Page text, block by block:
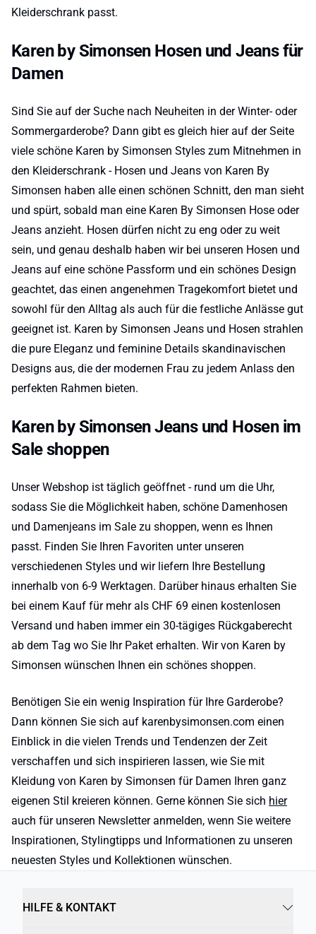
Kleiderschrank passt.
Karen by Simonsen Hosen und Jeans für
Damen
Sind Sie auf der Suche nach Neuheiten in der Winter- oder
Sommergarderobe? Dann gibt es gleich hier auf der Seite
viele schöne Karen by Simonsen Styles zum Mitnehmen in
den Kleiderschrank - Hosen und Jeans von Karen By
Simonsen haben alle einen schönen Schnitt, den man sieht
und spürt, sobald man eine Karen By Simonsen Hose oder
Jeans anzieht. Hosen dürfen nicht zu eng oder zu weit
sein, und genau deshalb haben wir bei unseren Hosen und
Jeans auf eine schöne Passform und ein schönes Design
geachtet, das einen angenehmen Tragekomfort bietet und
sowohl für den Alltag als auch für die festliche Anlässe gut
geeignet ist. Karen by Simonsen Jeans und Hosen strahlen
die pure Eleganz und feminine Details skandinavischen
Designs aus, die der modernen Frau zu jedem Anlass den
perfekten Rahmen bieten.
Karen by Simonsen Jeans und Hosen im
Sale shoppen
Unser Webshop ist täglich geöffnet - rund um die Uhr,
sodass Sie die Möglichkeit haben, schöne Damenhosen
und Damenjeans im Sale zu shoppen, wenn es Ihnen
passt. Finden Sie Ihren Favoriten unter unseren
verschiedenen Styles und wir liefern Ihre Bestellung
innerhalb von 6-9 Werktagen. Darüber hinaus erhalten Sie
bei einem Kauf für mehr als CHF 69 einen kostenlosen
Versand und haben immer ein 30-tägiges Rückgaberecht
ab dem Tag wo Sie Ihr Paket erhalten. Wir von Karen by
Simonsen wünschen Ihnen ein schönes shoppen.
Benötigen Sie ein wenig Inspiration für Ihre Garderobe?
Dann können Sie sich auf karenbysimonsen.com einen
Einblick in die vielen Trends und Tendenzen der Zeit
verschaffen und sich inspirieren lassen, wie Sie mit
Kleidung von Karen by Simonsen für Damen Ihren ganz
eigenen Stil kreieren können. Gerne können Sie sich hier
auch für unseren Newsletter anmelden, wenn Sie weitere
Inspirationen, Stylingtipps und Informationen zu unseren
neuesten Styles und Kollektionen wünschen.
HILFE & KONTAKT